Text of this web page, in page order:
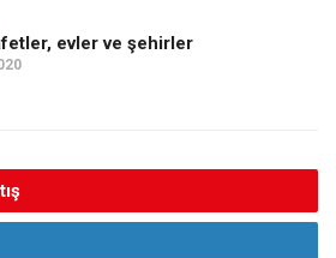
evler ve şehirler